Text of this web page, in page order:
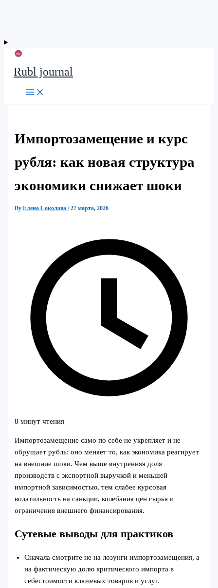
Rubl journal
Импортозамещение и курс
рубля: как новая структура
экономики снижает шоки
ByЕлена Соколова/27 марта, 2026
8 минут чтения
Импортозамещение само по себе не укрепляет и не
обрушает рубль: оно меняет то, как экономика реагирует
на внешние шоки. Чем выше внутренняя доля
производств с экспортной выручкой и меньшей
импортной зависимостью, тем слабее курсовая
волатильность на санкции, колебания цен сырья и
ограничения внешнего финансирования.
Сутевые выводы для практиков
Сначала смотрите не на лозунги импортозамещения, а
на фактическую долю критического импорта в
себестоимости ключевых товаров и услуг.